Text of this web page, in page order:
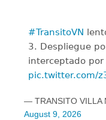
#TransitoVN
3. Despliegue
interceptado por
pic.twitter.com/
— TRANSITO VILLA
August 9, 2026